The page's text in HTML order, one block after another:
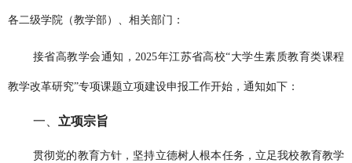
各二级学院（教学部）、相关部门：
接省高教学会通知，2025年江苏省高校“大学生素质教育类课程
教学改革研究”专项课题立项建设申报工作开始，通知如下：
一、 立项宗旨
贯彻党的教育方针，坚持立德树人根本任务，立足我校教育教学